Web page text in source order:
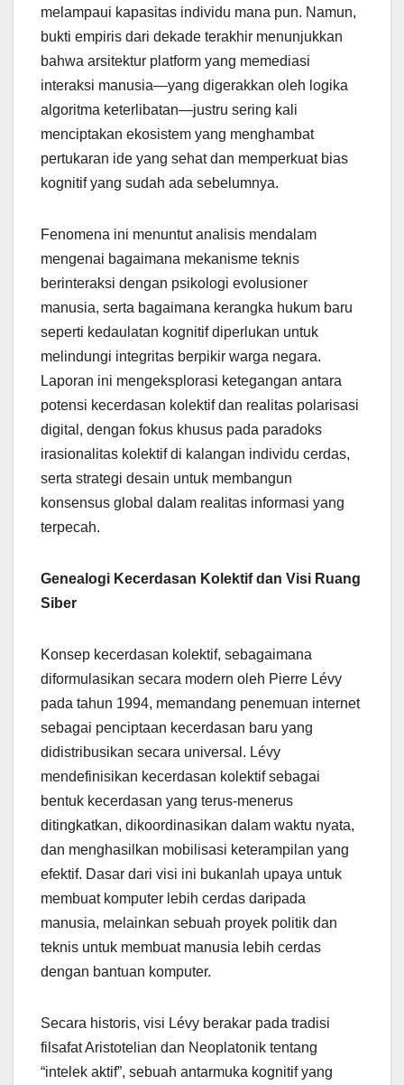
melampaui kapasitas individu mana pun. Namun,
bukti empiris dari dekade terakhir menunjukkan
bahwa arsitektur platform yang memediasi
interaksi manusia—yang digerakkan oleh logika
algoritma keterlibatan—justru sering kali
menciptakan ekosistem yang menghambat
pertukaran ide yang sehat dan memperkuat bias
kognitif yang sudah ada sebelumnya.
Fenomena ini menuntut analisis mendalam
mengenai bagaimana mekanisme teknis
berinteraksi dengan psikologi evolusioner
manusia, serta bagaimana kerangka hukum baru
seperti kedaulatan kognitif diperlukan untuk
melindungi integritas berpikir warga negara.
Laporan ini mengeksplorasi ketegangan antara
potensi kecerdasan kolektif dan realitas polarisasi
digital, dengan fokus khusus pada paradoks
irasionalitas kolektif di kalangan individu cerdas,
serta strategi desain untuk membangun
konsensus global dalam realitas informasi yang
terpecah.
Genealogi Kecerdasan Kolektif dan Visi Ruang
Siber
Konsep kecerdasan kolektif, sebagaimana
diformulasikan secara modern oleh Pierre Lévy
pada tahun 1994, memandang penemuan internet
sebagai penciptaan kecerdasan baru yang
didistribusikan secara universal. Lévy
mendefinisikan kecerdasan kolektif sebagai
bentuk kecerdasan yang terus-menerus
ditingkatkan, dikoordinasikan dalam waktu nyata,
dan menghasilkan mobilisasi keterampilan yang
efektif. Dasar dari visi ini bukanlah upaya untuk
membuat komputer lebih cerdas daripada
manusia, melainkan sebuah proyek politik dan
teknis untuk membuat manusia lebih cerdas
dengan bantuan komputer.
Secara historis, visi Lévy berakar pada tradisi
filsafat Aristotelian dan Neoplatonik tentang
“intelek aktif”, sebuah antarmuka kognitif yang